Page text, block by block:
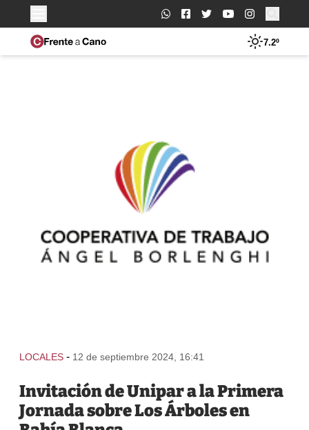
Buscar:
7.2º
LOCALES - 12 de septiembre 2024, 16:41
Invitación de Unipar a la Primera
Jornada sobre Los Árboles en